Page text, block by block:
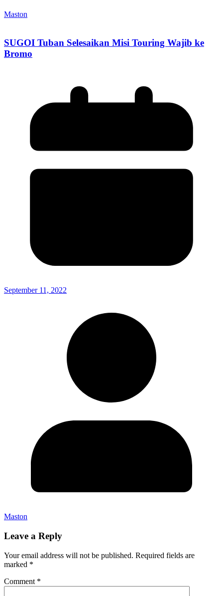
Maston
SUGOI Tuban Selesaikan Misi Touring Wajib ke
Bromo
September 11, 2022
Maston
Leave a Reply
Your email address will not be published. Required fields are
marked *
Comment *